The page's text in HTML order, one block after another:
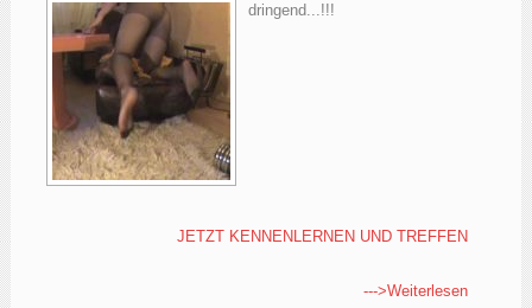
dringend...!!!
JETZT KENNENLERNEN UND TREFFEN
--->Weiterlesen